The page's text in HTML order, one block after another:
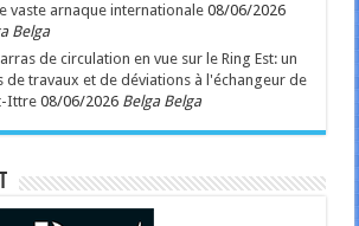
vaste arnaque internationale 08/06/2026
Belga
de circulation en vue sur le Ring Est: un
de travaux et de déviations à l'échangeur de
Ittre 08/06/2026 Belga Belga